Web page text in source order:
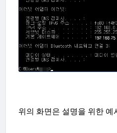
위의 화면은 설명을 위한 예